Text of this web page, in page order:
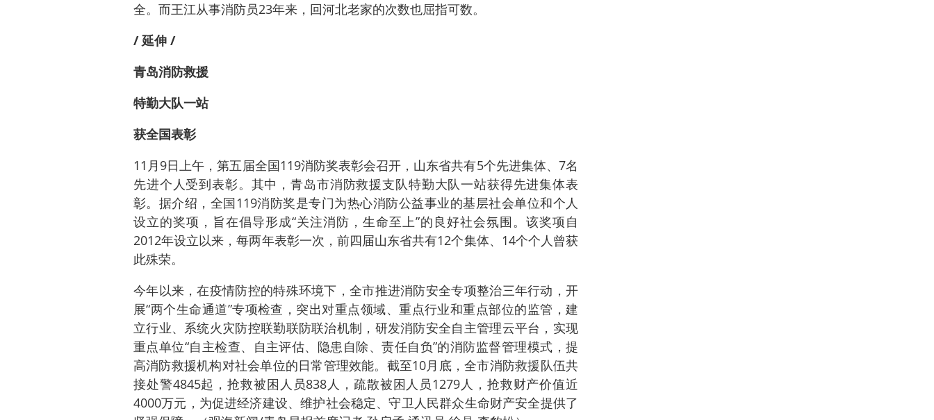
全。而王江从事消防员23年来，回河北老家的次数也屈指可数。
/ 延伸 /
青岛消防救援
特勤大队一站
获全国表彰
11月9日上午，第五届全国119消防奖表彰会召开，山东省共有5个先进集体、7名
先进个人受到表彰。其中，青岛市消防救援支队特勤大队一站获得先进集体表
彰。据介绍，全国119消防奖是专门为热心消防公益事业的基层社会单位和个人
设立的奖项，旨在倡导形成“关注消防，生命至上”的良好社会氛围。该奖项自
2012年设立以来，每两年表彰一次，前四届山东省共有12个集体、14个个人曾获
此殊荣。
今年以来，在疫情防控的特殊环境下，全市推进消防安全专项整治三年行动，开
展“两个生命通道”专项检查，突出对重点领域、重点行业和重点部位的监管，建
立行业、系统火灾防控联勤联防联治机制，研发消防安全自主管理云平台，实现
重点单位“自主检查、自主评估、隐患自除、责任自负”的消防监督管理模式，提
高消防救援机构对社会单位的日常管理效能。截至10月底，全市消防救援队伍共
接处警4845起，抢救被困人员838人，疏散被困人员1279人，抢救财产价值近
4000万元，为促进经济建设、维护社会稳定、守卫人民群众生命财产安全提供了